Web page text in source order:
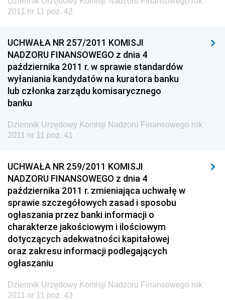
Dziennik Urzędowy Ministra Klimatu
Dziennik Urzędowy Ministra Funduszy i Polityki
Regionalnej
Dziennik Urzędowy Ministra Aktywów Państwowych
Dziennik Urzędowy Ministra Zdrowia
Inspektora Ochrony Środowiska
Dziennik Urzędowy Ministra Klimatu i Środowiska
Narodowego i Sportu
Dziennik Urzędowy Ministra Finansów, Funduszy i
Polityki Regionalnej
Dziennik Urzędowy Ministra Rozwoju, Pracy i
Technologii
Dziennik Urzędowy Ministra Kultury, Dziedzictwa
Narodowego i Sportu
Społecznej
2011 nr 11 poz. 42
UCHWAŁA NR 257/2011 KOMISJI
NADZORU FINANSOWEGO z dnia 4
października 2011 r. w sprawie standardów
wyłaniania kandydatów na kuratora banku
lub członka zarządu komisarycznego
banku
Dziennik Urzędowy Komisji Nadzoru Finansowego rok
2011 nr 11 poz. 41
UCHWAŁA NR 259/2011 KOMISJI
NADZORU FINANSOWEGO z dnia 4
października 2011 r. zmieniająca uchwałę w
sprawie szczegółowych zasad i sposobu
ogłaszania przez banki informacji o
charakterze jakościowym i ilościowym
dotyczących adekwatności kapitałowej
oraz zakresu informacji podlegających
ogłaszaniu
Dziennik Urzędowy Komisji Nadzoru Finansowego rok
2011 nr 11 poz. 43